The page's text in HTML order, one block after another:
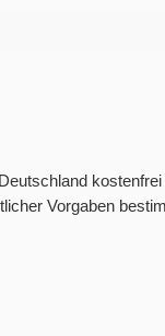
kostenfrei
Vorgaben